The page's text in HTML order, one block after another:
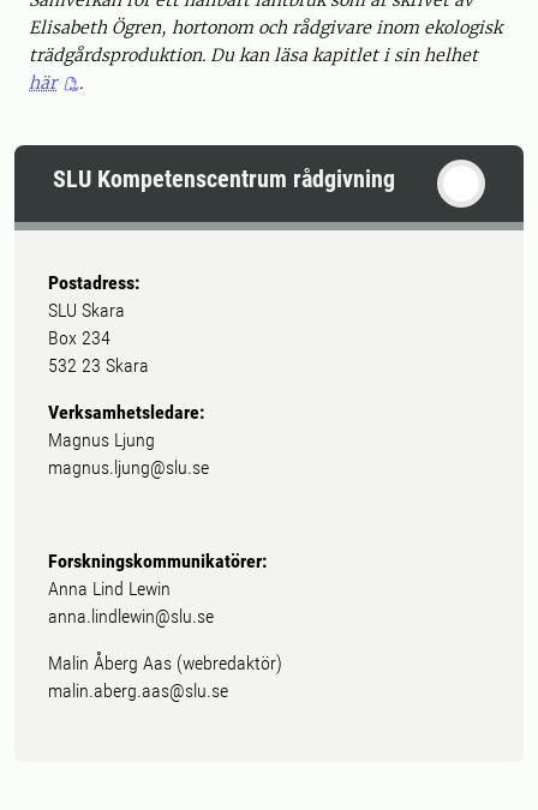
Elisabeth Ögren, hortonom och rådgivare inom ekologisk
trädgårdsproduktion. Du kan läsa kapitlet i sin helhet
här
.
SLU Kompetenscentrum rådgivning
Postadress:
SLU Skara
Box 234
532 23 Skara
Verksamhetsledare:
Magnus Ljung
magnus.ljung@slu.se
Forskningskommunikatörer:
Anna Lind Lewin
anna.lindlewin@slu.se
Malin Åberg Aas (webredaktör)
malin.aberg.aas@slu.se